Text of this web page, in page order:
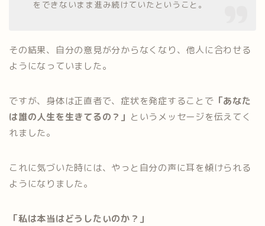
をできないまま進み続けていたということ。
その結果、自分の意見が分からなくなり、他人に合わせる
ようになっていました。
ですが、身体は正直者で、症状を発症することで 「あなた
は誰の人生を生きてるの？」 というメッセージを伝えてく
れました。
これに気づいた時には、やっと自分の声に耳を傾けられる
ようになりました。
「私は本当はどうしたいのか？」